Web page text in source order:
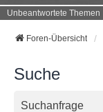
Unbeantwortete Themen
Foren-Übersicht
Suche
Suchanfrage